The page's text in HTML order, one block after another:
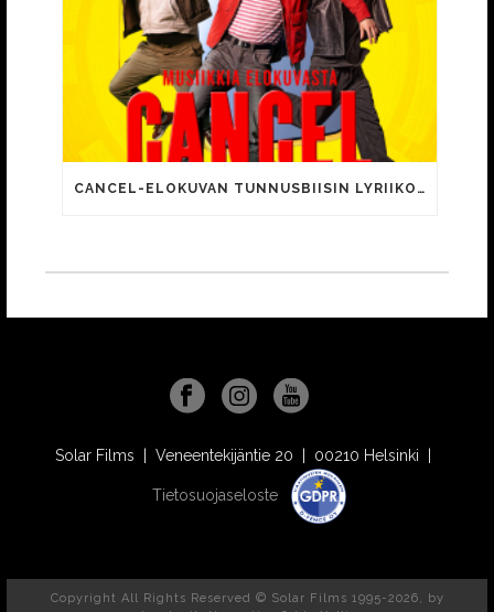
CANCEL-ELOKUVAN TUNNUSBIISIN LYRIIKOISSA TUTTUJA MEEMIHOKEMIA YOUTUBE-VIDEOILTA!
Solar Films | Veneentekijäntie 20 | 00210 Helsinki |
Tietosuojaseloste
Copyright All Rights Reserved © Solar Films 1995-2026, by